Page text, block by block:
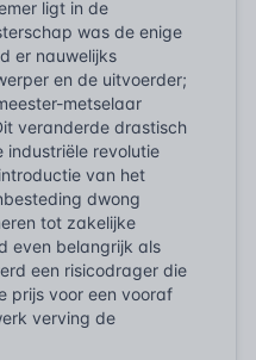
ligt in de
was de enige
er nauwelijks
en de uitvoerder;
metselaar
veranderde drastisch
industriële revolutie
van het
dwong
tot zakelijke
even belangrijk als
een risicodrager die
prijs voor een vooraf
verving de